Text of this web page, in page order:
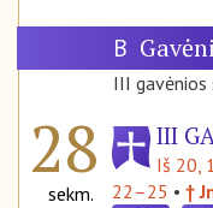
B
III gavėnios
28
sekm.
III
Iš 20,
22–25 • †